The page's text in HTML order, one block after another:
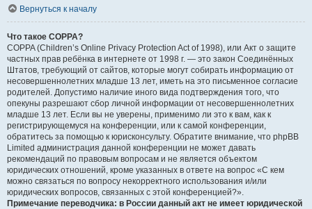
Вернуться к началу
Что такое COPPA?
COPPA (Children’s Online Privacy Protection Act of 1998), или Акт о защите
частных прав ребёнка в интернете от 1998 г. — это закон Соединённых
Штатов, требующий от сайтов, которые могут собирать информацию от
несовершеннолетних младше 13 лет, иметь на это письменное согласие
родителей. Допустимо наличие иного вида подтверждения того, что
опекуны разрешают сбор личной информации от несовершеннолетних
младше 13 лет. Если вы не уверены, применимо ли это к вам, как к
регистрирующемуся на конференции, или к самой конференции,
обратитесь за помощью к юрисконсульту. Обратите внимание, что phpBB
Limited администрация данной конференции не может давать
рекомендаций по правовым вопросам и не является объектом
юридических отношений, кроме указанных в ответе на вопрос «С кем
можно связаться по вопросу некорректного использования и/или
юридических вопросов, связанных с этой конференцией?».
Примечание переводчика: в России данный акт не имеет юридической